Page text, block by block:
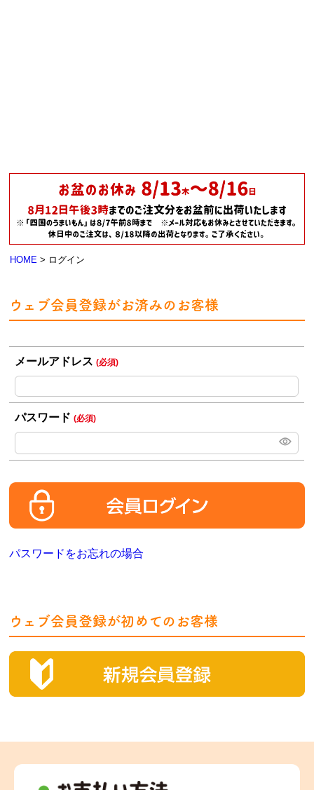
HOME ログイン
ウェブ会員登録がお済みのお客様
メールアドレス(必須)
パスワード(必須)
パスワードをお忘れの場合
ウェブ会員登録が初めてのお客様